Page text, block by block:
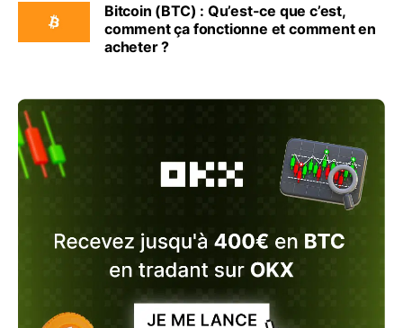
Bitcoin (BTC) : Qu’est-ce que c’est,
comment ça fonctionne et comment en
acheter ?